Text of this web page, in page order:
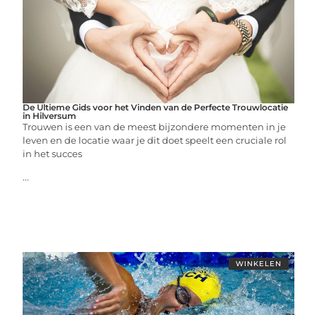
De Ultieme Gids voor het Vinden van de Perfecte Trouwlocatie
in Hilversum
Trouwen is een van de meest bijzondere momenten in je
leven en de locatie waar je dit doet speelt een cruciale rol
in het succes
...
WINKELEN